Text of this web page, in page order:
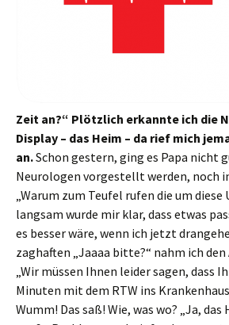
Zeit an?“ Plötzlich erkannte ich die
Display – das Heim – da rief mich
an.Schon gestern, ging es Papa nicht
Neurologen vorgestellt werden, noch
„Warum zum Teufel rufen die um diese
langsam wurde mir klar, dass etwas
es besser wäre, wenn ich jetzt
zaghaften „Jaaaa bitte?“ nahm ich
„Wir müssen Ihnen leider sagen, dass
Minuten mit dem RTW ins
Wumm! Das saß! Wie, was wo? „Ja,